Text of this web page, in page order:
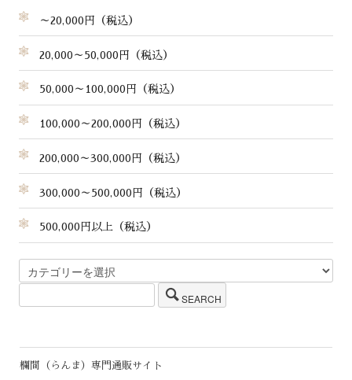
～20,000円（税込）
20,000～50,000円（税込）
50,000～100,000円（税込）
100,000～200,000円（税込）
200,000～300,000円（税込）
300,000～500,000円（税込）
500,000円以上（税込）
SEARCH
欄間（らんま）専門通販サイト